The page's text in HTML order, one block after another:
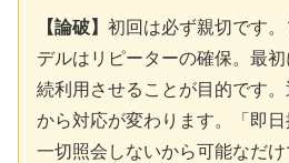
【論破】 初回は必ず親切です
デルはリピーターの確保。最
続利用させることが目的です
から対応が変わります。「即
一切照会しないから可能なだ